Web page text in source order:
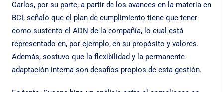
Carlos, por su parte, a partir de los avances en la materia en
BCI, señaló que el plan de cumplimiento tiene que tener
como sustento el ADN de la compañía, lo cual está
representado en, por ejemplo, en su propósito y valores.
Además, sostuvo que la flexibilidad y la permanente
adaptación interna son desafíos propios de esta gestión.